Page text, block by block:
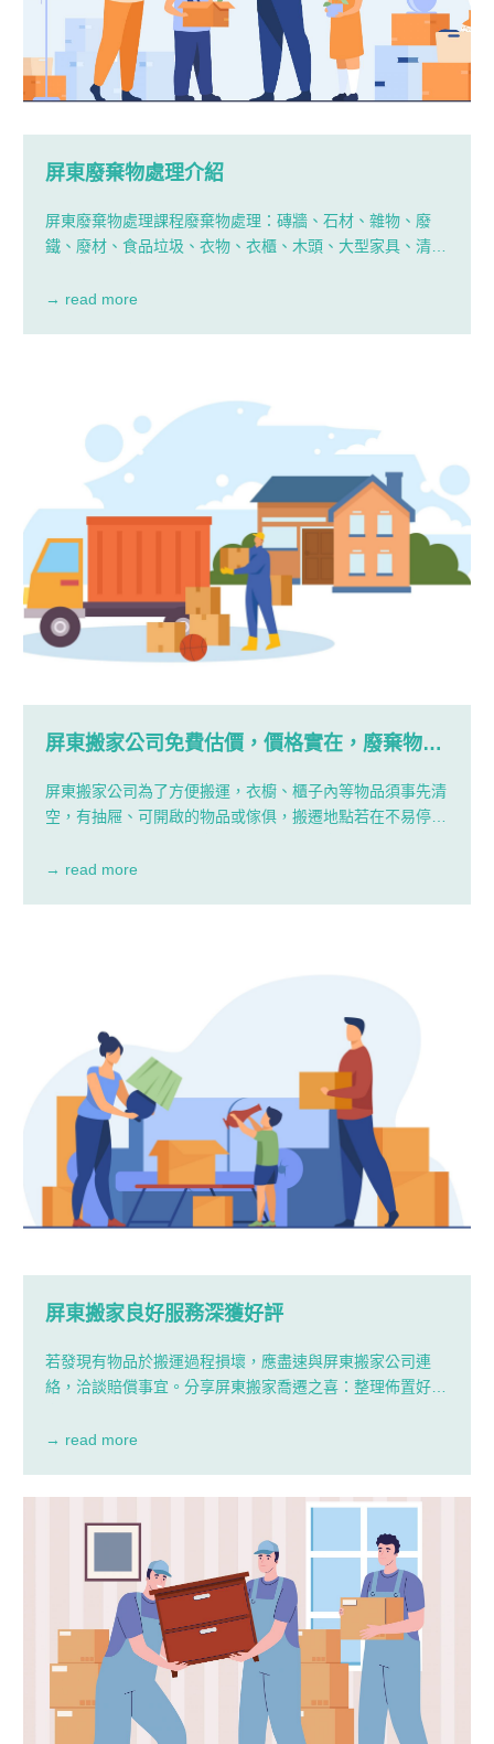
屏東廢棄物處理介紹
屏東廢棄物處理課程廢棄物處理：磚牆、石材、雜物、廢
鐵、廢材、食品垃圾、衣物、衣櫃、木頭、大型家具、清
鐵皮屋、室內裝潢、大型家具、屏東廢棄物清運室外工程拆
→ read more
屏東搬家公司免費估價，價格實在，廢棄物清
屏東搬家公司為了方便搬運，衣櫥、櫃子內等物品須事先清
空，有抽屜、可開啟的物品或傢俱，搬遷地點若在不易停車
題，才不會因為交通問題引起不合理的待遇與加價。
→ read more
屏東搬家良好服務深獲好評
若發現有物品於搬運過程損壞，應盡速與屏東搬家公司連
絡，洽談賠償事宜。分享屏東搬家喬遷之喜：整理佈置好新
一個新環境，不妨和家人多到新家附近的道路繞繞，熟悉附
→ read more